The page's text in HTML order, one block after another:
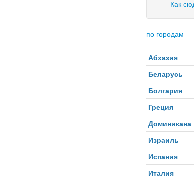
Как
по городам
Абхазия
Беларусь
Болгария
Греция
Доминикана
Израиль
Испания
Италия